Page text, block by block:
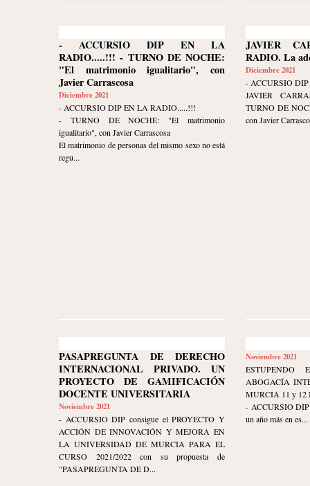
- ACCURSIO DIP EN LA
RADIO.....!!! - TURNO DE NOCHE:
"El matrimonio igualitario", con
Javier Carrascosa
Diciembre 2021
- ACCURSIO DIP EN LA RADIO.....!!!
- TURNO DE NOCHE: "El matrimonio
igualitario", con Javier Carrascosa
El matrimonio de personas del mismo sexo no está
regu...
JAVIER
RADIO. La
Diciembre 2021
- ACCURSIO
JAVIER
TURNO DE
con Javier
PASAPREGUNTA DE DERECHO
INTERNACIONAL PRIVADO. UN
PROYECTO DE GAMIFICACIÓN
DOCENTE UNIVERSITARIA
Noviembre 2021
- ACCURSIO DIP consigue el PROYECTO Y
ACCIÓN DE INNOVACIÓN Y MEJORA EN
LA UNIVERSIDAD DE MURCIA PARA EL
CURSO 2021/2022 con su propuesta de
"PASAPREGUNTA DE D...
Noviembre 2021
ABOGACÍA
MURCIA 11 y 12
- ACCURSIO DIP
un año más en es...